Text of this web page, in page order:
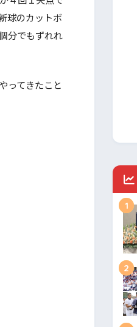
球のカットボ
分でもずれれ
ってきたこと
1
2